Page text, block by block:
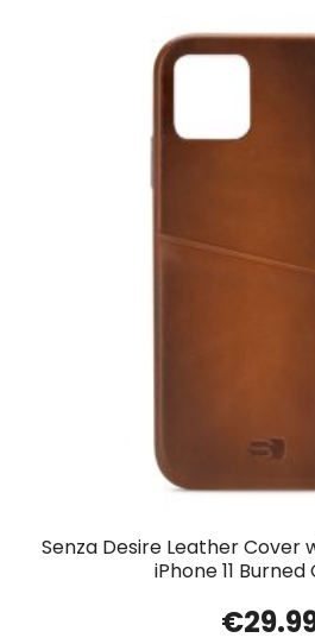
Senza Desire Leather Cover
iPhone 11
€